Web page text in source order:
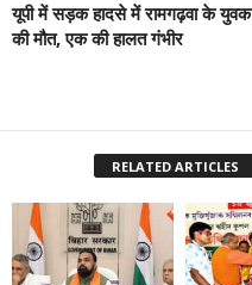
यूपी में सड़क हादसे में रामगढ़वा के युवक
की मौत, एक की हालत गंभीर
RELATED ARTICLES